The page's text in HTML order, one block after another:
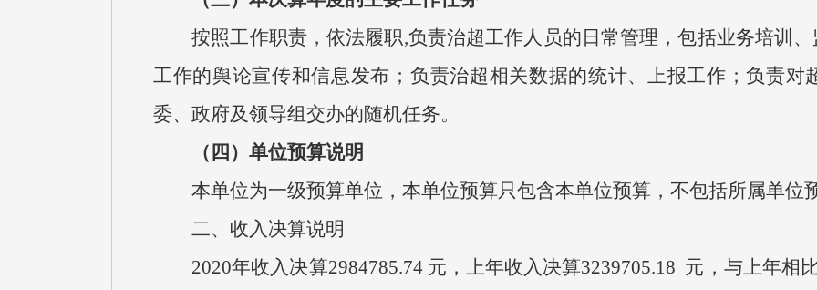
按照工作职责，依法履职,负责治超工作人员的日常管理，包括业务培训
工作的舆论宣传和信息发布；负责治超相关数据的统计、上报工作；负责对
委、政府及领导组交办的随机任务。
（四）单位预算说明
本单位为一级预算单位，本单位预算只包含本单位预算，不包括所属单位
二、收入决算说明
2020年收入决算2984785.74 元，上年收入决算3239705.18 元，与上年相